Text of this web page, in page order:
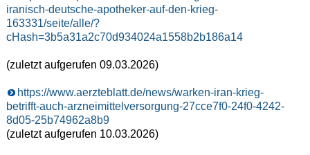
iranisch-deutsche-apotheker-auf-den-krieg-
163331/seite/alle/?
cHash=3b5a31a2c70d934024a1558b2b186a14
(zuletzt aufgerufen 09.03.2026)
https://www.aerzteblatt.de/news/warken-iran-krieg-
betrifft-auch-arzneimittelversorgung-27cce7f0-24f0-4242-
8d05-25b74962a8b9
(zuletzt aufgerufen 10.03.2026)